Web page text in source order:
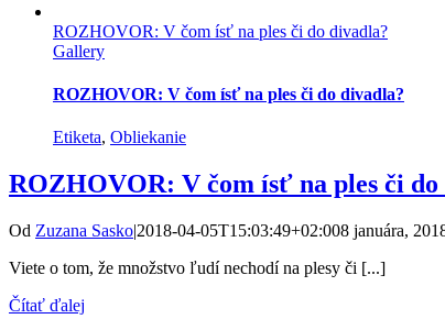
ROZHOVOR: V čom ísť na ples či do divadla?
Gallery
ROZHOVOR: V čom ísť na ples či do divadla?
Etiketa, Obliekanie
ROZHOVOR: V čom ísť na ples či do
Od Zuzana Sasko|2018-04-05T15:03:49+02:008 januára,
Viete o tom, že množstvo ľudí nechodí na plesy či [...]
Čítať ďalej